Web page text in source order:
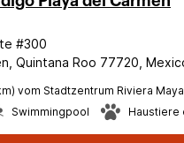
#300
Quintana Roo 77720,
vom Stadtzentrum Riviera Maya
Swimmingpool Haustiere